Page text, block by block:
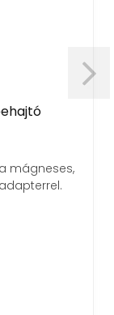
mágneses,